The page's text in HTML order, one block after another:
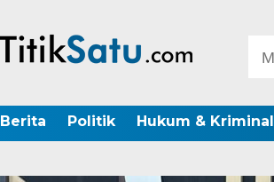
Berita Politik Hukum & Kriminal